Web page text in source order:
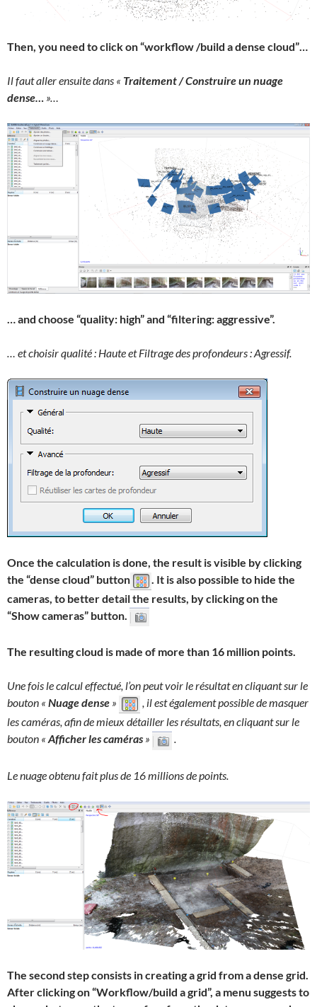
Then, you need to click on “workflow /build a dense cloud”…
Il faut aller ensuite dans « Traitement / Construire un nuage
dense… »…
… and choose “quality: high” and “filtering: aggressive”.
… et choisir qualité : Haute et Filtrage des profondeurs : Agressif.
Once the calculation is done, the result is visible by clicking
the “dense cloud” button
. It is also possible to hide the
cameras, to better detail the results, by clicking on the
“Show cameras” button.
The resulting cloud is made of more than 16 million points.
Une fois le calcul effectué, l’on peut voir le résultat en cliquant sur le
bouton « Nuage dense »
, il est également possible de masquer
les caméras, afin de mieux détailler les résultats, en cliquant sur le
bouton « Afficher les caméras » .
Le nuage obtenu fait plus de 16 millions de points.
The second step consists in creating a grid from a dense grid.
After clicking on “Workflow/build a grid”, a menu suggests to